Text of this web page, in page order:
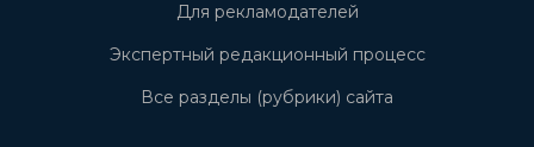
Для рекламодателей
Экспертный редакционный процесс
Все разделы (рубрики) сайта